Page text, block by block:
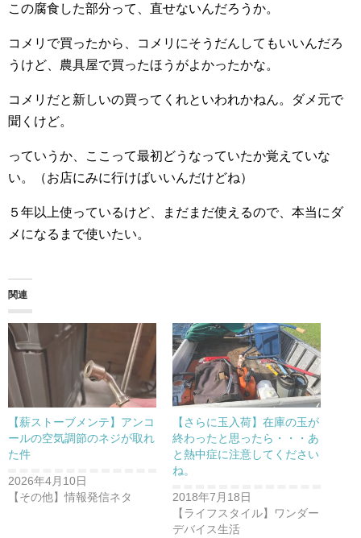
この腐食した部分って、直せないんだろうか。
コメリで買ったから、コメリにそうだんしてもいいんだろ
うけど、農具屋で買ったほうがよかったかな。
コメリだと新しいの買ってくれといわれかねん。ダメ元で
聞くけど。
っていうか、ここって最初どうなっていたか覚えていな
い。（お店にみに行けばいいんだけどね）
５年以上使っているけど、まだまだ使えるので、本当にダ
メになるまで使いたい。
関連
【薪ストーブメンテ】アンコ
ールの空気調節のネジが取れ
た件
2026年4月10日
【その他】情報発信ネタ
【さらに玉入荷】在庫の玉が
終わったと思ったら・・・あ
と熱中症に注意してください
ね。
2018年7月18日
【ライフスタイル】ワンダー
デバイス生活